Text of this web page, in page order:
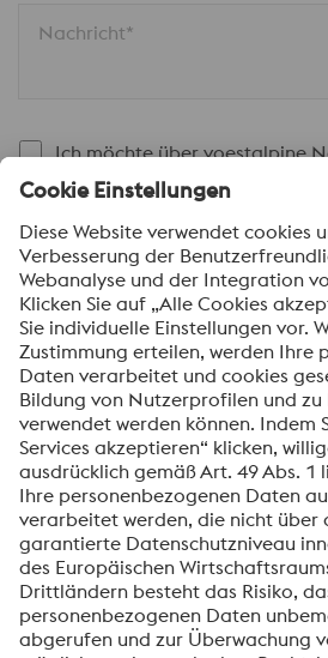
Nachricht*
Ich möchte über voestalpine
automatisch informiert werden.
SENDEN
Anti-Roboter-Verifizierung
Hier klicken
Friendly
Mit dem Absenden dieses
personenbezogenen Daten zum
Ihrer Anfrage verarbeitet. Weitere
Verarbeitung Ihrer
Ihren Rechten finden Sie in unserer
Datenschutzmitteilung.